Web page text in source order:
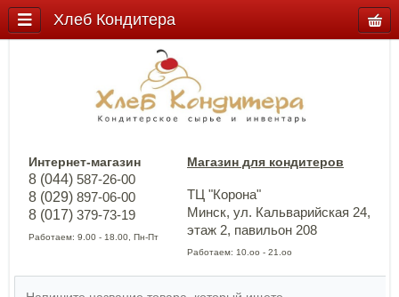
Интернет-магазин
8 (044) 587-26-00
8 (029) 897-06-00
8 (017) 379-73-19
Работаем: 9.00 - 18.00, Пн-Пт
Магазин для кондитеров
ТЦ "Корона"
Минск, ул. Кальварийская 24,
этаж 2, павильон 208
Работаем: 10.оо - 21.оо
Хлеб Кондитера